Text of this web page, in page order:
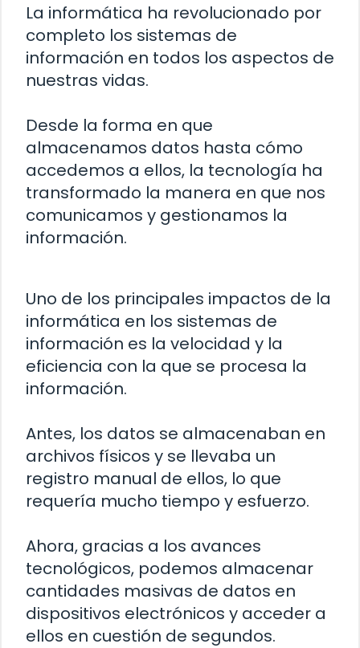
La informática ha revolucionado por
completo los sistemas de
información en todos los aspectos de
nuestras vidas.
Desde la forma en que
almacenamos datos hasta cómo
accedemos a ellos, la tecnología ha
transformado la manera en que nos
comunicamos y gestionamos la
información.
Uno de los principales impactos de la
informática en los sistemas de
información es la velocidad y la
eficiencia con la que se procesa la
información.
Antes, los datos se almacenaban en
archivos físicos y se llevaba un
registro manual de ellos, lo que
requería mucho tiempo y esfuerzo.
Ahora, gracias a los avances
tecnológicos, podemos almacenar
cantidades masivas de datos en
dispositivos electrónicos y acceder a
ellos en cuestión de segundos.